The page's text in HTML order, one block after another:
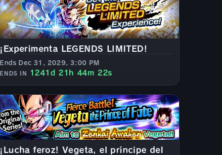
¡Experimenta LEGENDS LIMITED!
Ends Dec 31, 2029, 3:00 PM
ENDS IN 1241d 21h 44m 20s
¡Lucha feroz! Vegeta, el príncipe del